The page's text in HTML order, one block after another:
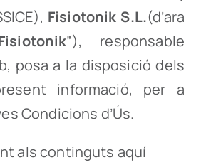
Fisiotonik S.L.(d’ara
”), responsable
posa a la disposició dels
informació, per a
Condicions d’Ús.
als continguts aquí